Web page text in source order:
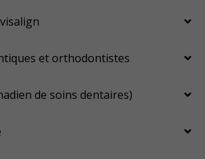
et orthodontistes
de soins dentaires)